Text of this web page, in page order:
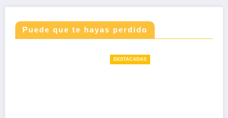
Puede que te hayas perdido